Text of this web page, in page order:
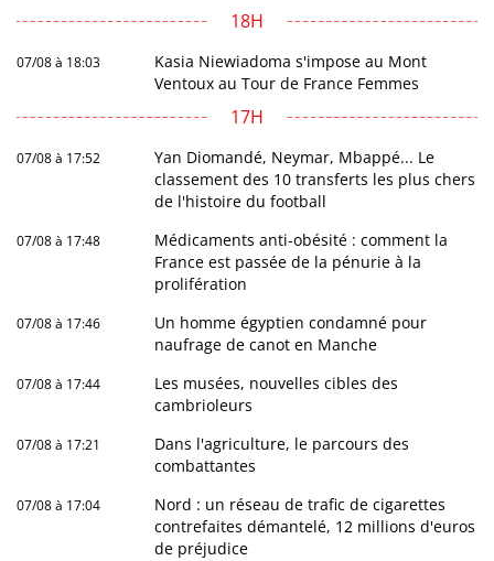
18H
07/08 à 18:03
Kasia Niewiadoma s'impose au Mont
Ventoux au Tour de France Femmes
17H
07/08 à 17:52
Yan Diomandé, Neymar, Mbappé... Le
classement des 10 transferts les plus chers
de l'histoire du football
07/08 à 17:48
Médicaments anti-obésité : comment la
France est passée de la pénurie à la
prolifération
07/08 à 17:46
Un homme égyptien condamné pour
naufrage de canot en Manche
07/08 à 17:44
Les musées, nouvelles cibles des
cambrioleurs
07/08 à 17:21
Dans l'agriculture, le parcours des
combattantes
07/08 à 17:04
Nord : un réseau de trafic de cigarettes
contrefaites démantelé, 12 millions d'euros
de préjudice